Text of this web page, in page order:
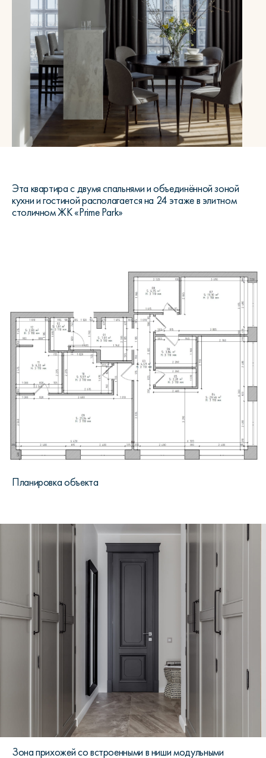
Эта квартира с двумя спальнями и объединённой зоной
кухни и гостиной располагается на 24 этаже в элитном
столичном ЖК «Prime Park»
Планировка объекта
Зона прихожей со встроенными в ниши модульными